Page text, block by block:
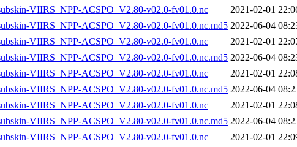
VIIRS_NPP-ACSPO_V2.80-v02.0-fv01.0.nc
2021-02-01
VIIRS_NPP-ACSPO_V2.80-v02.0-fv01.0.nc.md5 2022-06-04
VIIRS_NPP-ACSPO_V2.80-v02.0-fv01.0.nc
2021-02-01
VIIRS_NPP-ACSPO_V2.80-v02.0-fv01.0.nc.md5 2022-06-04
VIIRS_NPP-ACSPO_V2.80-v02.0-fv01.0.nc
2021-02-01
VIIRS_NPP-ACSPO_V2.80-v02.0-fv01.0.nc.md5 2022-06-04
VIIRS_NPP-ACSPO_V2.80-v02.0-fv01.0.nc
2021-02-01
VIIRS_NPP-ACSPO_V2.80-v02.0-fv01.0.nc.md5 2022-06-04
VIIRS_NPP-ACSPO_V2.80-v02.0-fv01.0.nc
2021-02-01